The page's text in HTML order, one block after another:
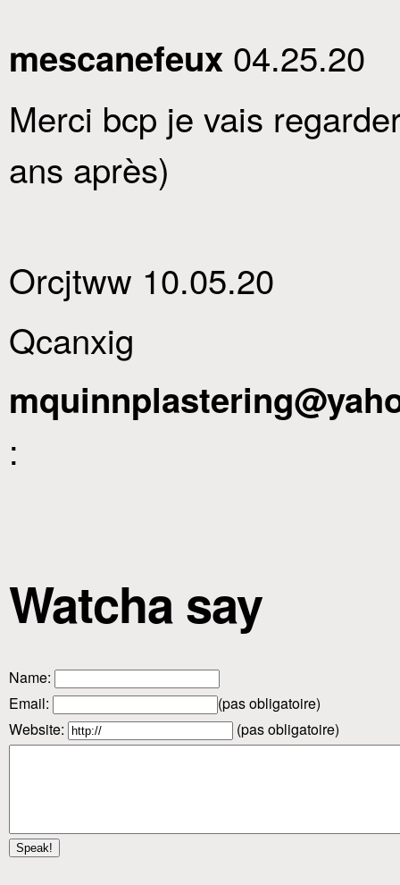
mescanefeux 04.25.20
Merci bcp je vais
ans après)
Orcjtww 10.05.20
Qcanxig
:
Watcha say
Name:
Email:
(pas obligatoire)
Website:
(pas obligatoire)